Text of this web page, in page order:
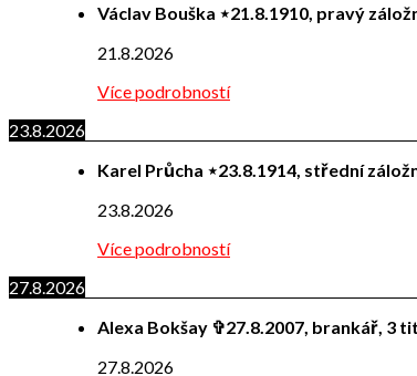
Václav Bouška ⋆21.8.1910, pravý
21.8.2026
Více podrobností
23.8.2026
Karel Průcha ⋆23.8.1914, střední
23.8.2026
Více podrobností
27.8.2026
Alexa Bokšay ✞27.8.2007, brankář, 3
27.8.2026